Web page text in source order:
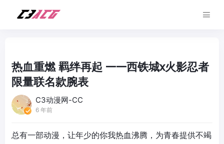
热血重燃 羁绊再起 ——西铁城x火影忍者
限量联名款腕表
C3动漫网-CC
6 年前
总有一部动漫，让年少的你我热血沸腾，为青春提供不竭